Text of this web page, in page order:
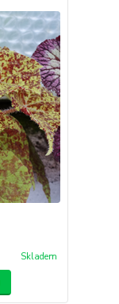
Skladem